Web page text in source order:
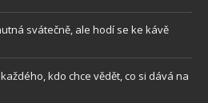
svátečně, ale hodí se ke kávě
kdo chce vědět, co si dává na